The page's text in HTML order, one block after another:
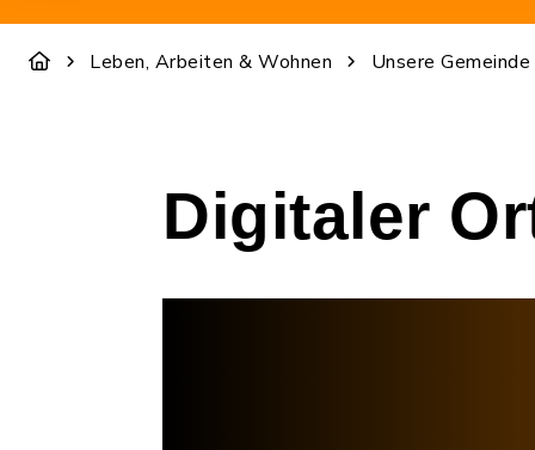
Leben, Arbeiten & Wohnen Unsere Gemeinde
Digitaler